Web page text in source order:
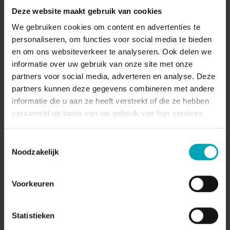
Deze website maakt gebruik van cookies
We gebruiken cookies om content en advertenties te
personaliseren, om functies voor social media te bieden
en om ons websiteverkeer te analyseren. Ook delen we
informatie over uw gebruik van onze site met onze
partners voor social media, adverteren en analyse. Deze
partners kunnen deze gegevens combineren met andere
informatie die u aan ze heeft verstrekt of die ze hebben
verzameld op basis van uw gebruik van hun services.
Noodzakelijk
Voorkeuren
Statistieken
CLOUD COMMUNICATIE
ADMIN | 2021-01-01
VoIP Telefooncentrale: Moderne Keuze voor
onderhoud, beperkt in functionaliteiten en bieden
14 min